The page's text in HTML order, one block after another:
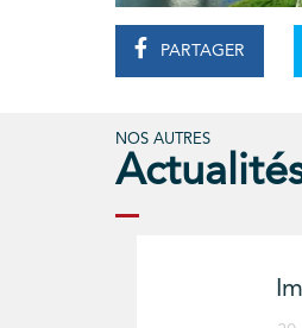
PARTAGER
NOS AUTRES